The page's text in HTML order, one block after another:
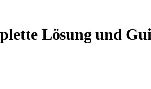
Lösung und